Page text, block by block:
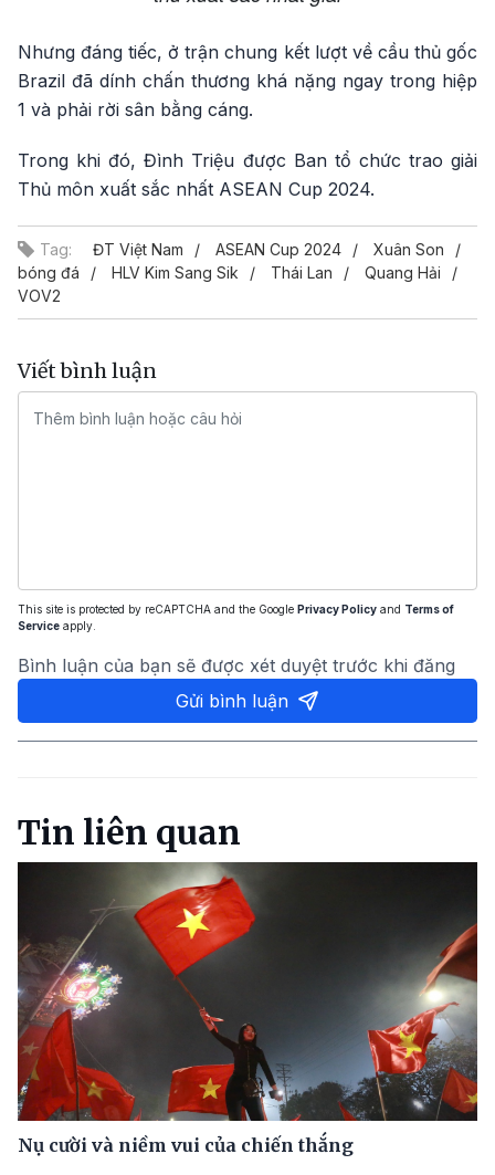
Nhưng đáng tiếc, ở trận chung kết lượt về cầu thủ gốc
Brazil đã dính chấn thương khá nặng ngay trong hiệp
1 và phải rời sân bằng cáng.
Trong khi đó, Đình Triệu được Ban tổ chức trao giải
Thủ môn xuất sắc nhất ASEAN Cup 2024.
Tag: ĐT Việt Nam ASEAN Cup 2024
Xuân Son
bóng đá
HLV Kim Sang Sik Thái Lan
Quang Hải
VOV2
Viết bình luận
This site is protected by reCAPTCHA and the Google Privacy Policy and Terms of
Service apply.
Bình luận của bạn sẽ được xét duyệt trước khi đăng
Gửi bình luận
Tin liên quan
Nụ cười và niềm vui của chiến thắng